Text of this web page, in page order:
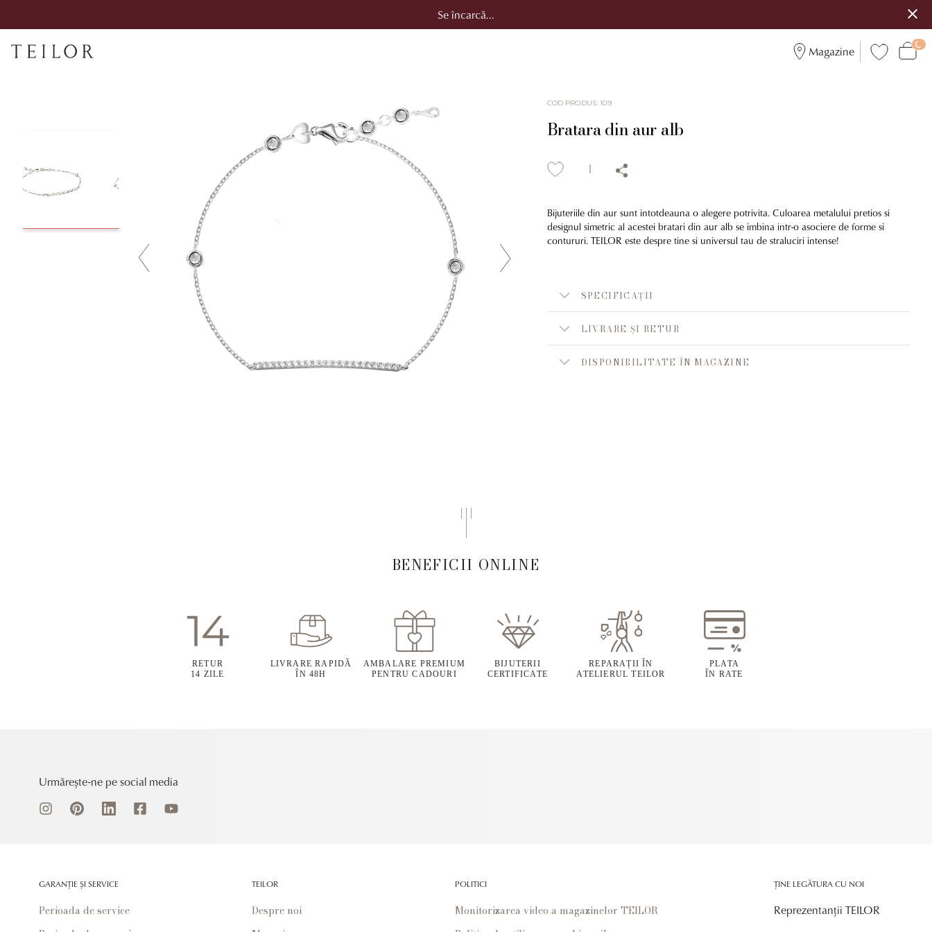
Se încarcă...
Magazine
COD PRODUS:109
Bratara din aur alb
Bijuteriile din aur sunt intotdeauna o alegere potrivita. Culoarea metalului pretios si
designul simetric al acestei bratari din aur alb se imbina intr-o asociere de forme si
contururi. TEILOR este despre tine si universul tau de straluciri intense!
SPECIFICAȚII
LIVRARE ȘI RETUR
DISPONIBILITATE ÎN MAGAZINE
BENEFICII ONLINE
RETUR
14 ZILE
LIVRARE RAPIDĂ
ÎN 48H
AMBALARE PREMIUM
PENTRU CADOURI
BIJUTERII
CERTIFICATE
REPARAȚII ÎN
ATELIERUL TEILOR
PLATA
ÎN RATE
Urmărește-ne pe social media
GARANȚIE ȘI SERVICE
Perioada de service
TEILOR
Despre noi
POLITICI
Monitorizarea video a magazinelor TEILOR
ȚINE LEGĂTURA CU NOI
Reprezentanții TEILOR